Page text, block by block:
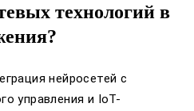
технологий в
нейросетей с
управления и IoT-